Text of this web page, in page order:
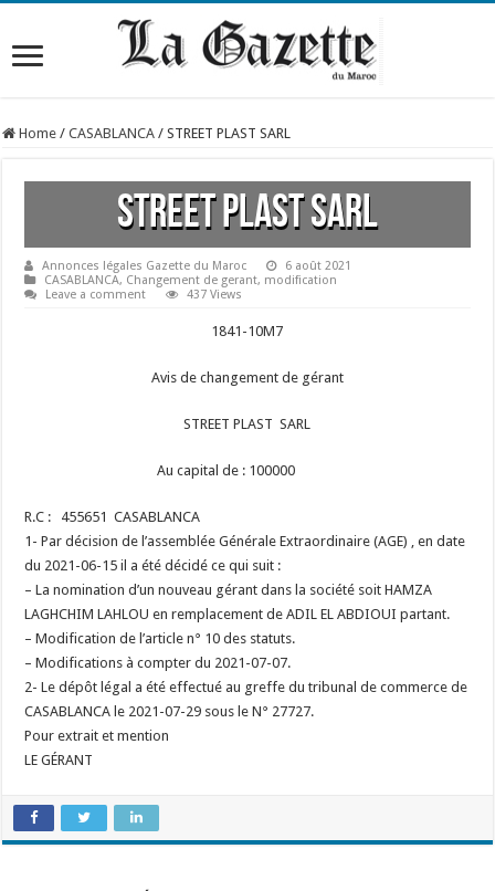
Home / CASABLANCA / STREET PLAST SARL
STREET PLAST SARL
Annonces légales Gazette du Maroc
6 août 2021
CASABLANCA, Changement de gerant, modification
Leave a comment
437 Views
1841-10M7
Avis de changement de gérant
STREET PLAST SARL
Au capital de : 100000
R.C : 455651 CASABLANCA
1- Par décision de l’assemblée Générale Extraordinaire (AGE) , en date
du 2021-06-15 il a été décidé ce qui suit :
– La nomination d’un nouveau gérant dans la société soit HAMZA
LAGHCHIM LAHLOU en remplacement de ADIL EL ABDIOUI partant.
– Modification de l’article n° 10 des statuts.
– Modifications à compter du 2021-07-07.
2- Le dépôt légal a été effectué au greffe du tribunal de commerce de
CASABLANCA le 2021-07-29 sous le N° 27727.
Pour extrait et mention
LE GÉRANT